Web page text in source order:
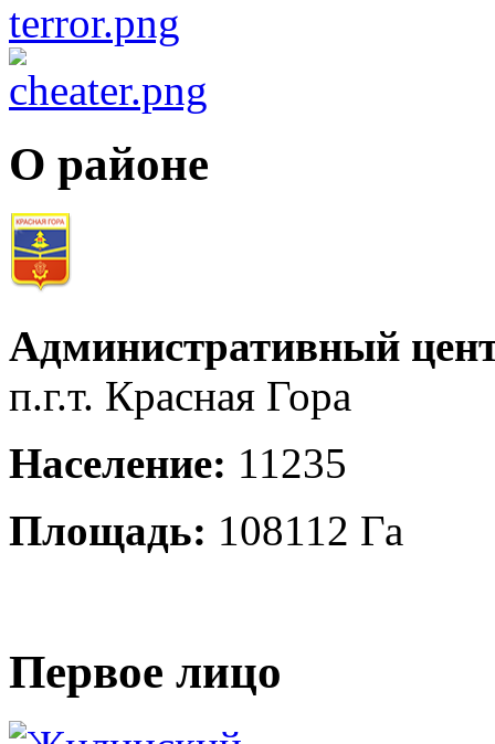
О районе
Административный
п.г.т. Красная Гора
Население: 11235
Площадь: 108112 Га
Первое лицо